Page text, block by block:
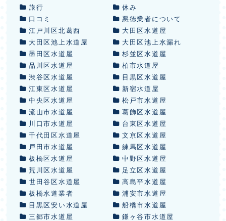
旅行
休み
口コミ
悪徳業者について
江戸川区北葛西
大田区水道屋
大田区池上水道屋
大田区池上水漏れ
墨田区水道屋
杉並区水道屋
品川区水道屋
柏市水道屋
渋谷区水道屋
目黒区水道屋
江東区水道屋
新宿水道屋
中央区水道屋
松戸市水道屋
流山市水道屋
葛飾区水道屋
川口市水道屋
台東区水道屋
千代田区水道屋
文京区水道屋
戸田市水道屋
練馬区水道屋
板橋区水道屋
中野区水道屋
荒川区水道屋
足立区水道屋
世田谷区水道屋
高島平水道屋
板橋水道業者
浦安市水道屋
目黒区安い水道屋
船橋市水道屋
三郷市水道屋
鎌ヶ谷市水道屋